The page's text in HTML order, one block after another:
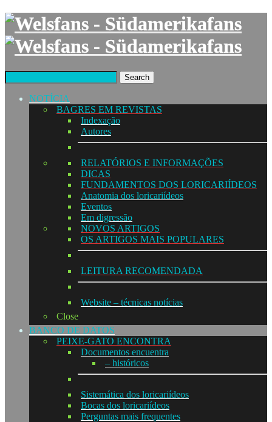
Search
NOTÍCIA
BAGRES EM REVISTAS
Indexação
Autores
RELATÓRIOS E INFORMAÇÕES
DICAS
FUNDAMENTOS DOS LORICARIÍDEOS
Anatomia dos loricariídeos
Eventos
Em digressão
NOVOS ARTIGOS
OS ARTIGOS MAIS POPULARES
LEITURA RECOMENDADA
Website – técnicas notícias
Close
BANCO DE DATOS
PEIXE-GATO ENCONTRA
Documentos encuentra
– históricos
Sistemática dos loricariídeos
Bocas dos loricariídeos
Perguntas mais frequentes